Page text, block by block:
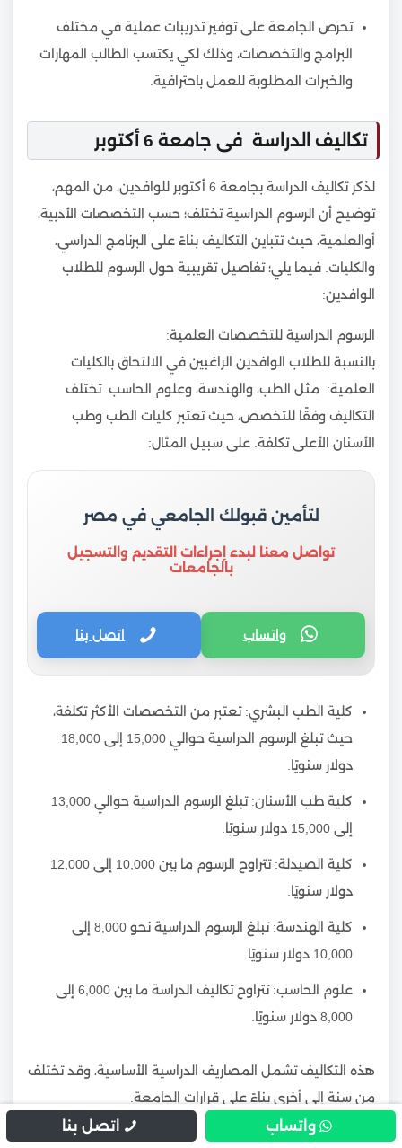
تحرص الجامعة على توفير تدريبات عملية في مختلف
البرامج والتخصصات، وذلك لكي يكتسب الطالب المهارات
والخبرات المطلوبة للعمل باحترافية.
تكاليف الدراسة فى جامعة 6 أكتوبر
لذكر تكاليف الدراسة بجامعة 6 أكتوبر للوافدين، من المهم،
توضيح أن الرسوم الدراسية تختلف؛ حسب التخصصات الأدبية،
أوالعلمية، حيث تتباين التكاليف بناءً على البرنامج الدراسي،
والكليات. فيما يلي؛ تفاصيل تقريبية حول الرسوم للطلاب
الوافدين:
الرسوم الدراسية للتخصصات العلمية:
بالنسبة للطلاب الوافدين الراغبين في الالتحاق بالكليات
العلمية: مثل الطب، والهندسة، وعلوم الحاسب. تختلف
التكاليف وفقًا للتخصص، حيث تعتبر كليات الطب وطب
الأسنان الأعلى تكلفة. على سبيل المثال:
لتأمين قبولك الجامعي في مصر
تواصل معنا لبدء إجراءات التقديم والتسجيل
بالجامعات
واتساب اتصل بنا
كلية الطب البشري: تعتبر من التخصصات الأكثر تكلفة،
حيث تبلغ الرسوم الدراسية حوالي 15,000 إلى 18,000
دولار سنويًا.
كلية طب الأسنان: تبلغ الرسوم الدراسية حوالي 13,000
إلى 15,000 دولار سنويًا.
كلية الصيدلة: تتراوح الرسوم ما بين 10,000 إلى 12,000
دولار سنويًا.
كلية الهندسة: تبلغ الرسوم الدراسية نحو 8,000 إلى
10,000 دولار سنويًا.
علوم الحاسب: تتراوح تكاليف الدراسة ما بين 6,000 إلى
8,000 دولار سنويًا.
هذه التكاليف تشمل المصاريف الدراسية الأساسية، وقد تختلف
من سنة إلى أخرى بناءً على قرارات الجامعة.
الرسوم الدراسية للتخصصات الأدبية:
واتساب اتصل بنا